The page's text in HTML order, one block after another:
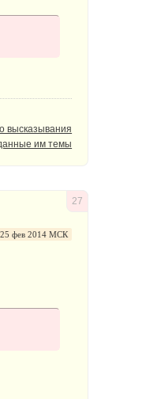
высказывания
им темы
27
25 фев 2014 МСК